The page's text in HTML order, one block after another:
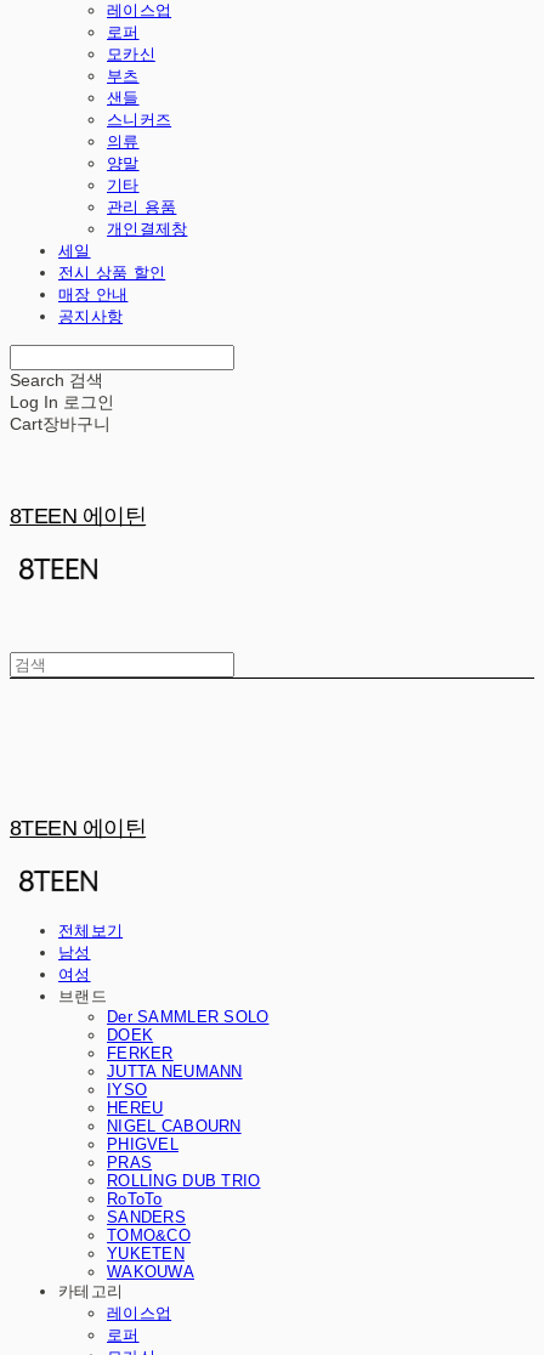
레이스업
로퍼
모카신
부츠
샌들
스니커즈
의류
양말
기타
관리 용품
개인결제창
세일
전시 상품 할인
매장 안내
공지사항
Search 검색
Log In 로그인
Cart장바구니
8TEEN 에이틴
8TEEN 에이틴
전체보기
남성
여성
브랜드
Der SAMMLER SOLO
DOEK
FERKER
JUTTA NEUMANN
IYSO
HEREU
NIGEL CABOURN
PHIGVEL
PRAS
ROLLING DUB TRIO
RoToTo
SANDERS
TOMO&CO
YUKETEN
WAKOUWA
카테고리
레이스업
로퍼